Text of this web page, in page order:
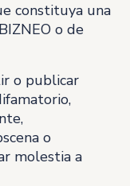
constituya una
o de
o publicar
o
molestia a